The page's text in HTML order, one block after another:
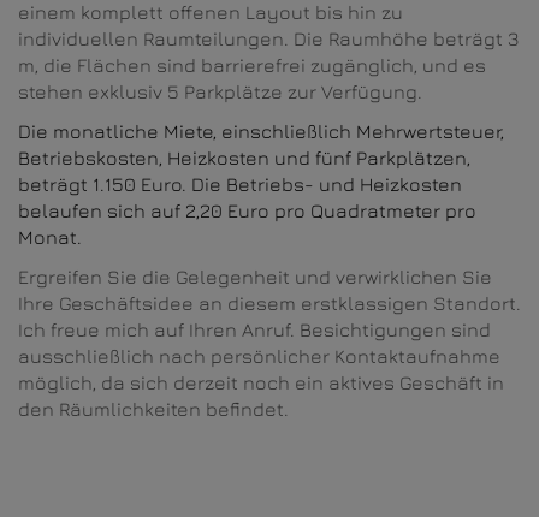
einem komplett offenen Layout bis hin zu
individuellen Raumteilungen. Die Raumhöhe beträgt 3
m, die Flächen sind barrierefrei zugänglich, und es
stehen exklusiv 5 Parkplätze zur Verfügung.
Die monatliche Miete, einschließlich Mehrwertsteuer,
Betriebskosten, Heizkosten und fünf Parkplätzen,
beträgt 1.150 Euro. Die Betriebs- und Heizkosten
belaufen sich auf 2,20 Euro pro Quadratmeter pro
Monat.
Ergreifen Sie die Gelegenheit und verwirklichen Sie
Ihre Geschäftsidee an diesem erstklassigen Standort.
Ich freue mich auf Ihren Anruf. Besichtigungen sind
ausschließlich nach persönlicher Kontaktaufnahme
möglich, da sich derzeit noch ein aktives Geschäft in
den Räumlichkeiten befindet.